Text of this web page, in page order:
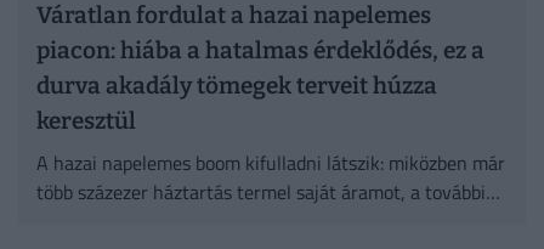
Váratlan fordulat a hazai napelemes
piacon: hiába a hatalmas érdeklődés, ez a
durva akadály tömegek terveit húzza
keresztül
A hazai napelemes boom kifulladni látszik: miközben már
több százezer háztartás termel saját áramot, a további